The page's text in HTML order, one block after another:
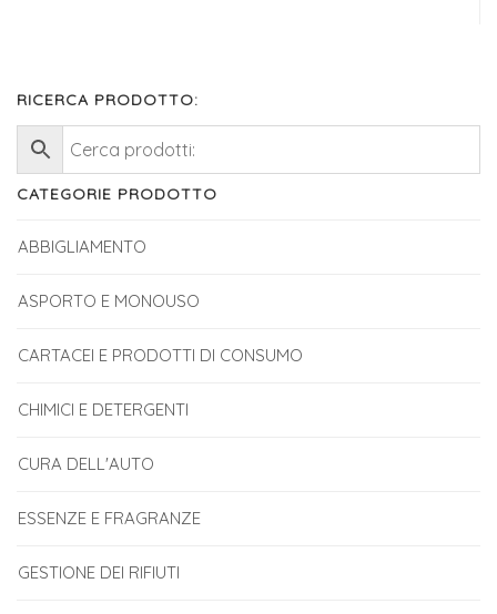
RICERCA PRODOTTO:
CATEGORIE PRODOTTO
ABBIGLIAMENTO
ASPORTO E MONOUSO
CARTACEI E PRODOTTI DI CONSUMO
CHIMICI E DETERGENTI
CURA DELL'AUTO
ESSENZE E FRAGRANZE
GESTIONE DEI RIFIUTI